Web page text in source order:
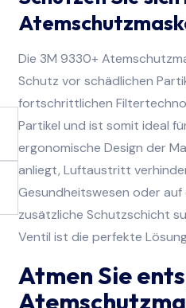
Die 3M 9330+
Schutz vor schädlichen
fortschrittlichen
Partikel und ist somit ideal
ergonomische Design der
anliegt, Luftaustritt
Gesundheitswesen oder
zusätzliche Schutzschicht
Ventil ist die perfekte
Atmen Sie